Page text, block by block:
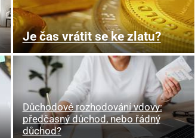
Je čas vrátit se ke zlatu?
Důchodové rozhodování vdovy:
předčasný důchod, nebo řádný
důchod?